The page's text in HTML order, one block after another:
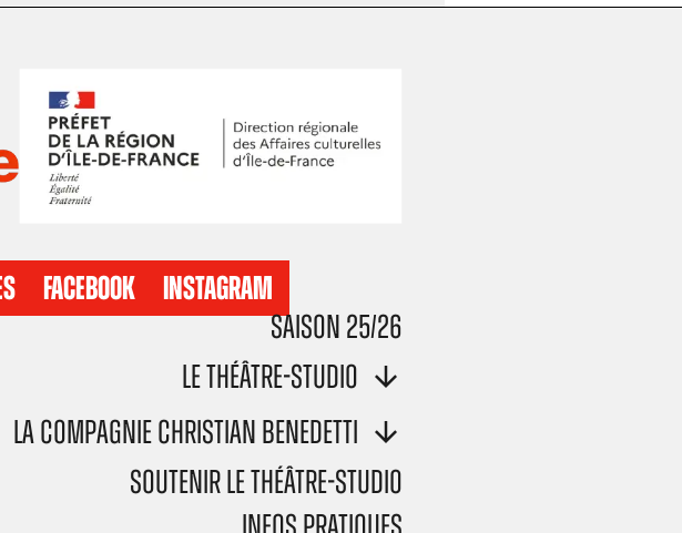
FACEBOOK
INSTAGRAM
Saison 25/26
Le Théâtre-Studio
La Compagnie Christian Benedetti
Soutenir le Théâtre-Studio